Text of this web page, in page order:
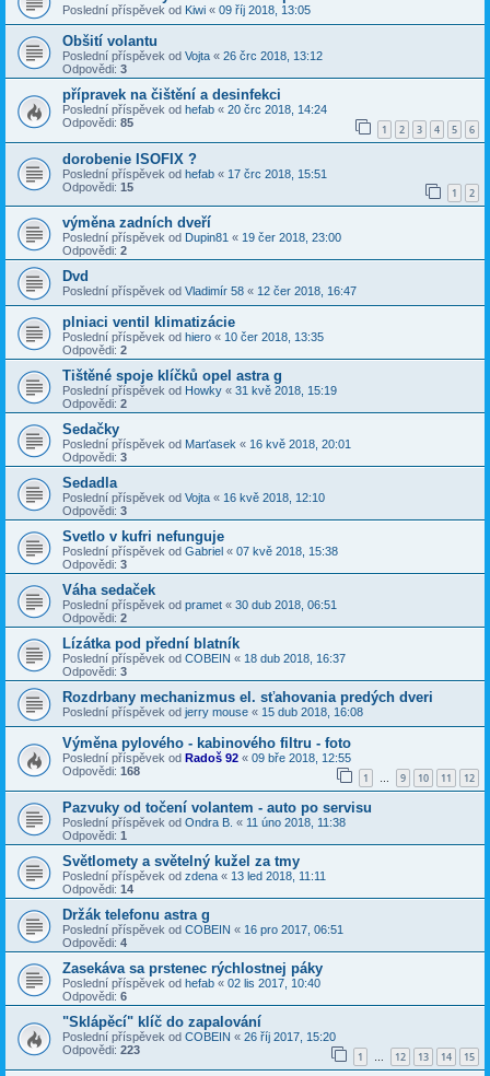
Poslední příspěvek od Kiwi « 09 říj 2018, 13:05
Obšití volantu
Poslední příspěvek od Vojta « 26 črc 2018, 13:12
Odpovědi: 3
přípravek na čištění a desinfekci
Poslední příspěvek od hefab « 20 črc 2018, 14:24
Odpovědi: 85 1 2 3 4 5 6
dorobenie ISOFIX ?
Poslední příspěvek od hefab « 17 črc 2018, 15:51
Odpovědi: 15 1 2
výměna zadních dveří
Poslední příspěvek od Dupin81 « 19 čer 2018, 23:00
Odpovědi: 2
Dvd
Poslední příspěvek od Vladimír 58 « 12 čer 2018, 16:47
plniaci ventil klimatizácie
Poslední příspěvek od hiero « 10 čer 2018, 13:35
Odpovědi: 2
Tištěné spoje klíčků opel astra g
Poslední příspěvek od Howky « 31 kvě 2018, 15:19
Odpovědi: 2
Sedačky
Poslední příspěvek od Marťasek « 16 kvě 2018, 20:01
Odpovědi: 3
Sedadla
Poslední příspěvek od Vojta « 16 kvě 2018, 12:10
Odpovědi: 3
Svetlo v kufri nefunguje
Poslední příspěvek od Gabriel « 07 kvě 2018, 15:38
Odpovědi: 3
Váha sedaček
Poslední příspěvek od pramet « 30 dub 2018, 06:51
Odpovědi: 2
Lízátka pod přední blatník
Poslední příspěvek od COBEIN « 18 dub 2018, 16:37
Odpovědi: 3
Rozdrbany mechanizmus el. sťahovania predých dveri
Poslední příspěvek od jerry mouse « 15 dub 2018, 16:08
Výměna pylového - kabinového filtru - foto
Poslední příspěvek od Radoš 92 « 09 bře 2018, 12:55
Odpovědi: 168 1 … 9 10 11 12
Pazvuky od točení volantem - auto po servisu
Poslední příspěvek od Ondra B. « 11 úno 2018, 11:38
Odpovědi: 1
Světlomety a světelný kužel za tmy
Poslední příspěvek od zdena « 13 led 2018, 11:11
Odpovědi: 14
Držák telefonu astra g
Poslední příspěvek od COBEIN « 16 pro 2017, 06:51
Odpovědi: 4
Zasekáva sa prstenec rýchlostnej páky
Poslední příspěvek od hefab « 02 lis 2017, 10:40
Odpovědi: 6
"Sklápěcí" klíč do zapalování
Poslední příspěvek od COBEIN « 26 říj 2017, 15:20
Odpovědi: 223 1 … 12 13 14 15